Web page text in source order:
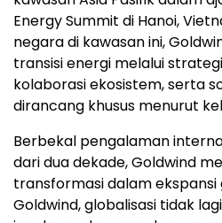
Energy Summit di Hanoi,
negara di kawasan ini,
transisi energi melalui
kolaborasi ekosistem, serta
dirancang khusus menurut
Berbekal pengalaman
dari dua dekade, Goldwind
transformasi dalam ekspansi
Goldwind, globalisasi tidak